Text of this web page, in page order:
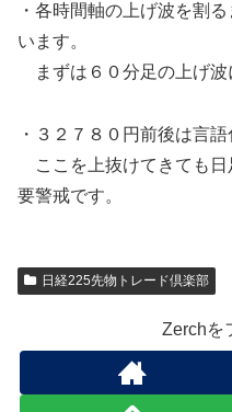
・各時間軸の上げ波を割
います。
まずは６０分足の上げ波
・３２７８０円前後は言
ここを上抜けてきても日
要警戒です。
日経225先物トレード倶楽部
Zerchを